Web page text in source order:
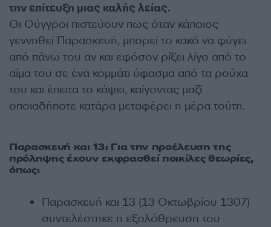
την επίτευξη μιας καλής λείας.
Οι Ούγγροι πιστεύουν πως όταν κάποιος
γεννηθεί Παρασκευή, μπορεί το κακό να φύγει
από πάνω του αν και εφόσον ρίξει λίγο από το
αίμα του σε ένα κομμάτι ύφασμα από τα ρούχα
του και έπειτα το κάψει, καίγοντας μαζί
οποιαδήποτε κατάρα μεταφέρει η μέρα τούτη.
Παρασκευή και 13: Για την προέλευση της
πρόληψης έχουν εκφρασθεί ποικίλες θεωρίες,
όπως:
Παρασκευή και 13 (13 Οκτωβρίου 1307)
συντελέστηκε η εξολόθρευση του